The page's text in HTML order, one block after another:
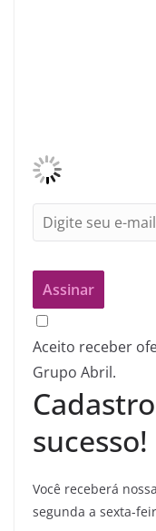
Aceito receber
Grupo Abril.
sucesso!
Você receberá
segunda a sexta-